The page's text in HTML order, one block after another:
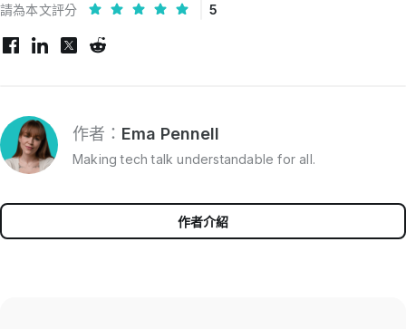
請為本文評分 5
作者： Ema Pennell
Making tech talk understandable for all.
作者介紹